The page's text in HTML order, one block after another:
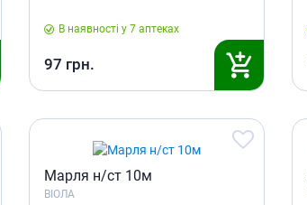
В наявності у 7 аптеках
97 грн.
Марля н/ст 10м
ВІОЛА